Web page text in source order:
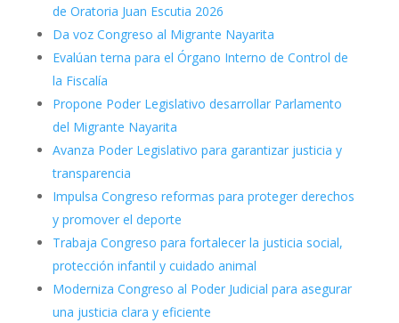
de Oratoria Juan Escutia 2026
Da voz Congreso al Migrante Nayarita
Evalúan terna para el Órgano Interno de Control de
la Fiscalía
Propone Poder Legislativo desarrollar Parlamento
del Migrante Nayarita
Avanza Poder Legislativo para garantizar justicia y
transparencia
Impulsa Congreso reformas para proteger derechos
y promover el deporte
Trabaja Congreso para fortalecer la justicia social,
protección infantil y cuidado animal
Moderniza Congreso al Poder Judicial para asegurar
una justicia clara y eficiente